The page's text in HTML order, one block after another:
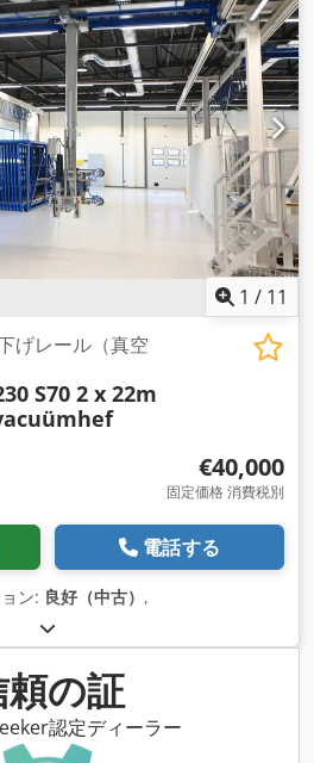
1 / 11
げレール（真空
S70 2 x 22m
€40,000
固定価格 消費税別
電話する
ン: 良好（中古） ,
の証
認定ディーラー